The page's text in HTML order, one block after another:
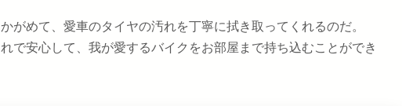
がめて、愛車のタイヤの汚れを丁寧に拭き取ってくれるのだ。
で安心して、我が愛するバイクをお部屋まで持ち込むことができ